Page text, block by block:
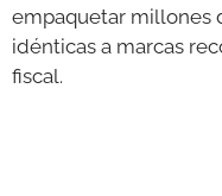
empaquetar millones
idénticas a marcas
fiscal.